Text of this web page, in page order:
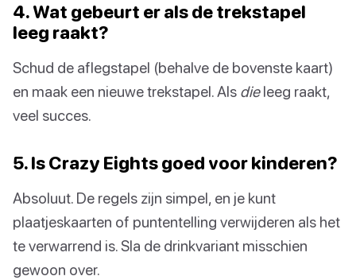
4. Wat gebeurt er als de trekstapel
leeg raakt?
Schud de aflegstapel (behalve de bovenste kaart)
en maak een nieuwe trekstapel. Als dieleeg raakt,
veel succes.
5. Is Crazy Eights goed voor kinderen?
Absoluut. De regels zijn simpel, en je kunt
plaatjeskaarten of puntentelling verwijderen als het
te verwarrend is. Sla de drinkvariant misschien
gewoon over.